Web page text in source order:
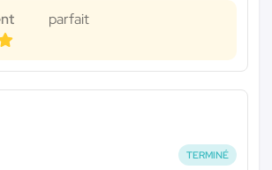
parfait
TERMINÉ